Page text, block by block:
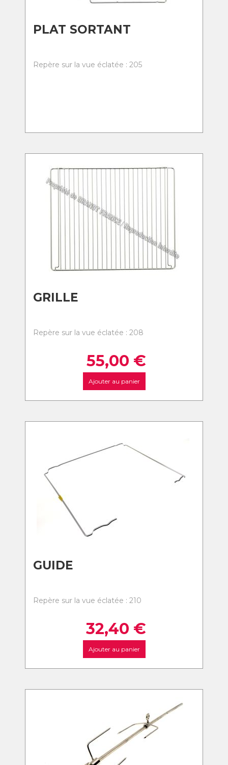
PLAT SORTANT
Repère sur la vue éclatée : 205
GRILLE
Repère sur la vue éclatée : 208
55,00 €
Ajouter au panier
GUIDE
Repère sur la vue éclatée : 210
32,40 €
Ajouter au panier